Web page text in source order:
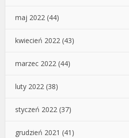
maj 2022 (44)
kwiecień 2022 (43)
marzec 2022 (44)
luty 2022 (38)
styczeń 2022 (37)
grudzień 2021 (41)